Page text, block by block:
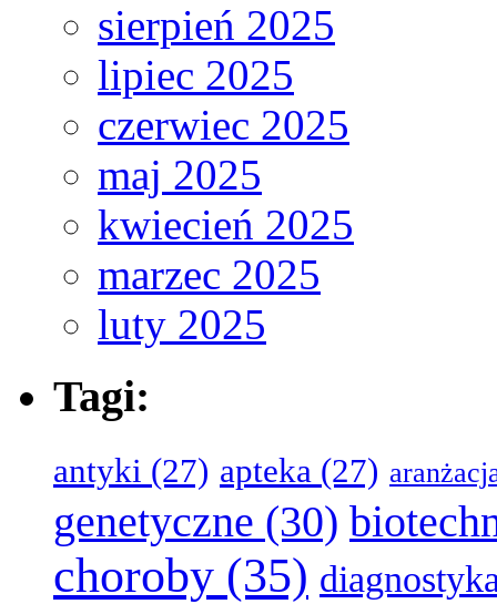
sierpień 2025
lipiec 2025
czerwiec 2025
maj 2025
kwiecień 2025
marzec 2025
luty 2025
Tagi:
antyki (27) apteka (27)
genetyczne (30)
choroby (35)